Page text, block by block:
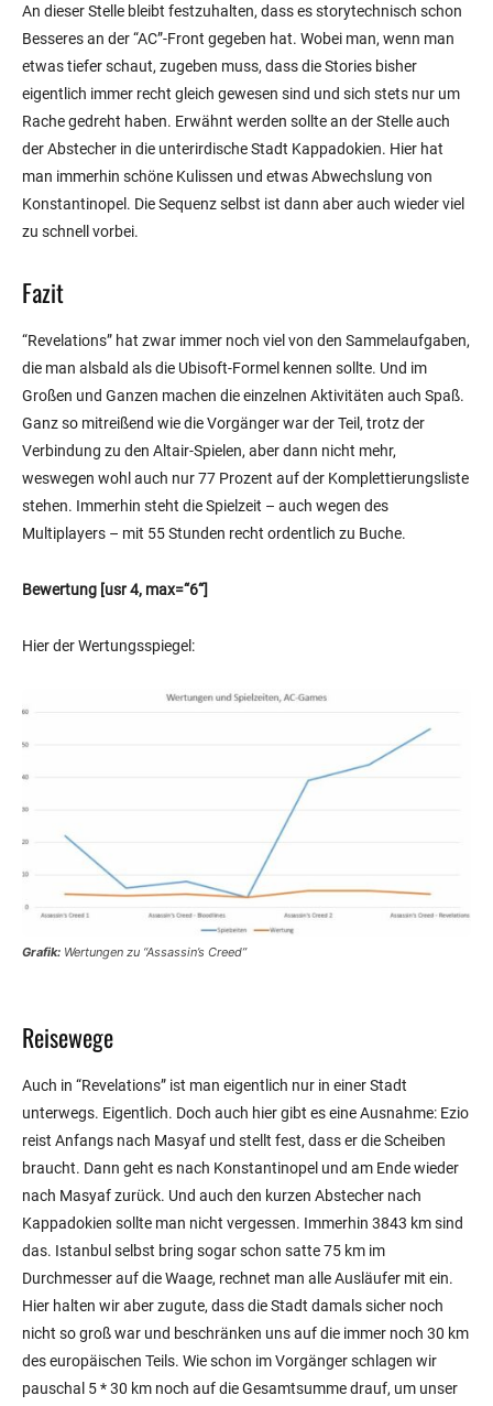
An dieser Stelle bleibt festzuhalten, dass es storytechnisch schon
Besseres an der “AC”-Front gegeben hat. Wobei man, wenn man
etwas tiefer schaut, zugeben muss, dass die Stories bisher
eigentlich immer recht gleich gewesen sind und sich stets nur um
Rache gedreht haben. Erwähnt werden sollte an der Stelle auch
der Abstecher in die unterirdische Stadt Kappadokien. Hier hat
man immerhin schöne Kulissen und etwas Abwechslung von
Konstantinopel. Die Sequenz selbst ist dann aber auch wieder viel
zu schnell vorbei.
Fazit
“Revelations” hat zwar immer noch viel von den Sammelaufgaben,
die man alsbald als die Ubisoft-Formel kennen sollte. Und im
Großen und Ganzen machen die einzelnen Aktivitäten auch Spaß.
Ganz so mitreißend wie die Vorgänger war der Teil, trotz der
Verbindung zu den Altair-Spielen, aber dann nicht mehr,
weswegen wohl auch nur 77 Prozent auf der Komplettierungsliste
stehen. Immerhin steht die Spielzeit – auch wegen des
Multiplayers – mit 55 Stunden recht ordentlich zu Buche.
Bewertung [usr 4, max=“6“]
Hier der Wertungsspiegel:
Grafik: Wertungen zu “Assassin’s Creed”
Reisewege
Auch in “Revelations” ist man eigentlich nur in einer Stadt
unterwegs. Eigentlich. Doch auch hier gibt es eine Ausnahme: Ezio
reist Anfangs nach Masyaf und stellt fest, dass er die Scheiben
braucht. Dann geht es nach Konstantinopel und am Ende wieder
nach Masyaf zurück. Und auch den kurzen Abstecher nach
Kappadokien sollte man nicht vergessen. Immerhin 3843 km sind
das. Istanbul selbst bring sogar schon satte 75 km im
Durchmesser auf die Waage, rechnet man alle Ausläufer mit ein.
Hier halten wir aber zugute, dass die Stadt damals sicher noch
nicht so groß war und beschränken uns auf die immer noch 30 km
des europäischen Teils. Wie schon im Vorgänger schlagen wir
pauschal 5 * 30 km noch auf die Gesamtsumme drauf, um unser